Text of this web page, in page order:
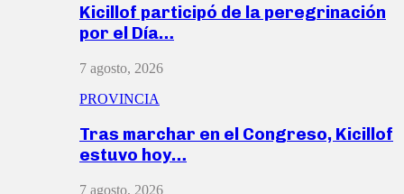
Kicillof participó de la peregrinación
por el Día…
7 agosto, 2026
PROVINCIA
Tras marchar en el Congreso, Kicillof
estuvo hoy…
7 agosto, 2026